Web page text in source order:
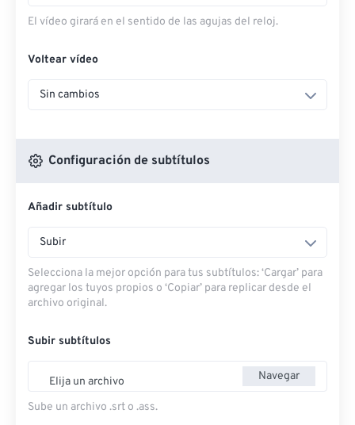
El vídeo girará en el sentido de las agujas del reloj.
Voltear vídeo
Sin cambios
Configuración de subtítulos
Añadir subtítulo
Subir
Selecciona la mejor opción para tus subtítulos: ‘Cargar’ para
agregar los tuyos propios o ‘Copiar’ para replicar desde el
archivo original.
Subir subtítulos
Elija un archivo Navegar
Sube un archivo .srt o .ass.